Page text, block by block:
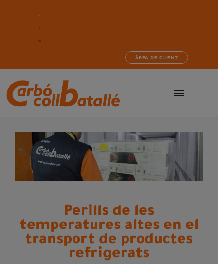
ÀREA DE CLIENT
Perills de les
temperatures altes en el
transport de productes
refrigerats